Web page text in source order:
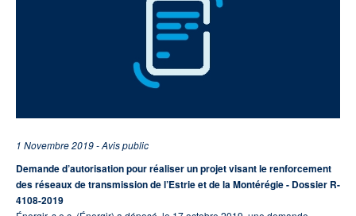
1 Novembre 2019 - Avis public
Demande d’autorisation pour réaliser un projet visant le renforcement
des réseaux de transmission de l’Estrie et de la Montérégie - Dossier R-
4108-2019